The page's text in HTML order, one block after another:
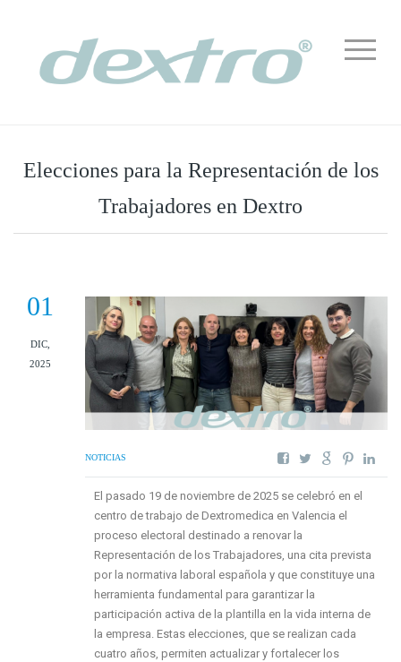
Elecciones para la Representación de los
Trabajadores en Dextro
01
DIC,
2025
NOTICIAS
El pasado 19 de noviembre de 2025 se celebró en el
centro de trabajo de Dextromedica en Valencia el
proceso electoral destinado a renovar la
Representación de los Trabajadores, una cita prevista
por la normativa laboral española y que constituye una
herramienta fundamental para garantizar la
participación activa de la plantilla en la vida interna de
la empresa. Estas elecciones, que se realizan cada
cuatro años, permiten actualizar y fortalecer los